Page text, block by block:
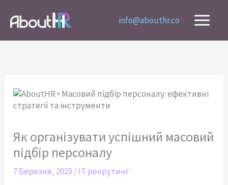
вмісту
info@abouthr.co
Як організувати успішний масовий
підбір персоналу
7 Березня, 2025 /IT рекрутинг